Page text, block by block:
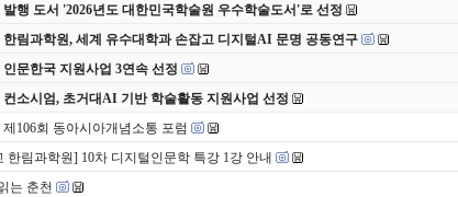
발행 도서 '2026년도 대한민국학술원 우수학술도서'로 선정
한림과학원, 세계 유수대학과 손잡고 디지털AI 문명 공동연구
문한국 지원사업 3연속 선정
컨소시엄, 초거대AI 기반 학술활동 지원사업 선정
106회 동아시아개념소통 포럼
한림과학원] 10차 디지털인문학 특강 1강 안내
는 춘천